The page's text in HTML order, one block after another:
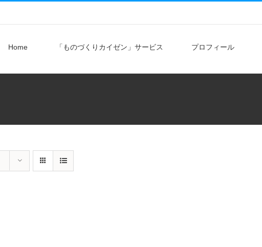
Home 「ものづくりカイゼン」サービス プロフィール